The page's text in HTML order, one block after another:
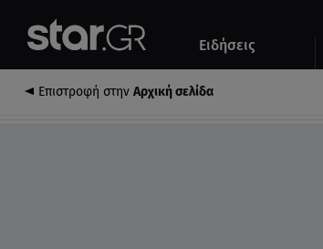
Ειδήσεις
Αυτοκίνητο
Επιστροφή στην Αρχική σελίδα